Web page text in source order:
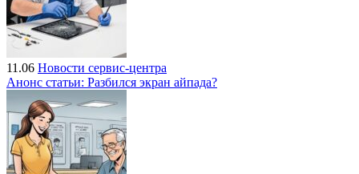
11.06 Новости сервис-центра
Анонс статьи: Разбился экран айпада?